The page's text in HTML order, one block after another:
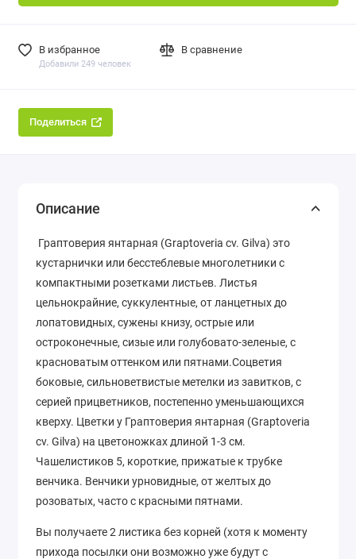
В избранное
Добавили 249 человек
В сравнение
Поделиться
Описание
Граптоверия янтарная (Graptoveria cv. Gilva) это
кустарнички или бесстеблевые многолетники с
компактными розетками листьев. Листья
цельнокрайние, суккулентные, от ланцетных до
лопатовидных, сужены книзу, острые или
остроконечные, сизые или голубовато-зеленые, с
красноватым оттенком или пятнами.Соцветия
боковые, сильноветвистые метелки из завитков, с
серией прицветников, постепенно уменьшающихся
кверху. Цветки у Граптоверия янтарная (Graptoveria
cv. Gilva) на цветоножках длиной 1-3 см.
Чашелистиков 5, короткие, прижатые к трубке
венчика. Венчики урновидные, от желтых до
розоватых, часто с красными пятнами.
Вы получаете 2 листика без корней (хотя к моменту
прихода посылки они возможно уже будут с